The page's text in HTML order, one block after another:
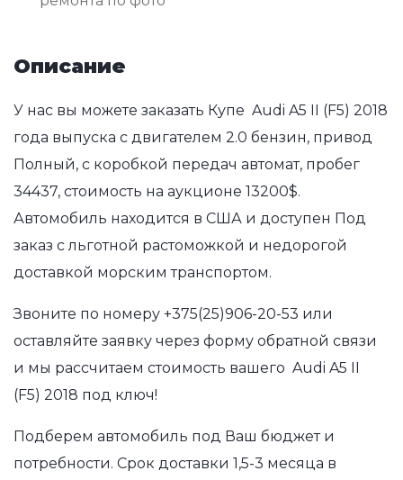
Описание
У нас вы можете заказать Купе Audi A5 II (F5) 2018
года выпуска с двигателем 2.0 бензин, привод
Полный, с коробкой передач автомат, пробег
34437, стоимость на аукционе 13200$.
Автомобиль находится в США и доступен Под
заказ с льготной растоможкой и недорогой
доставкой морским транспортом.
Звоните по номеру +375(25)906-20-53 или
оставляйте заявку через форму обратной связи
и мы рассчитаем стоимость вашего Audi A5 II
(F5) 2018 под ключ!
Подберем автомобиль под Ваш бюджет и
потребности. Срок доставки 1,5-3 месяца в